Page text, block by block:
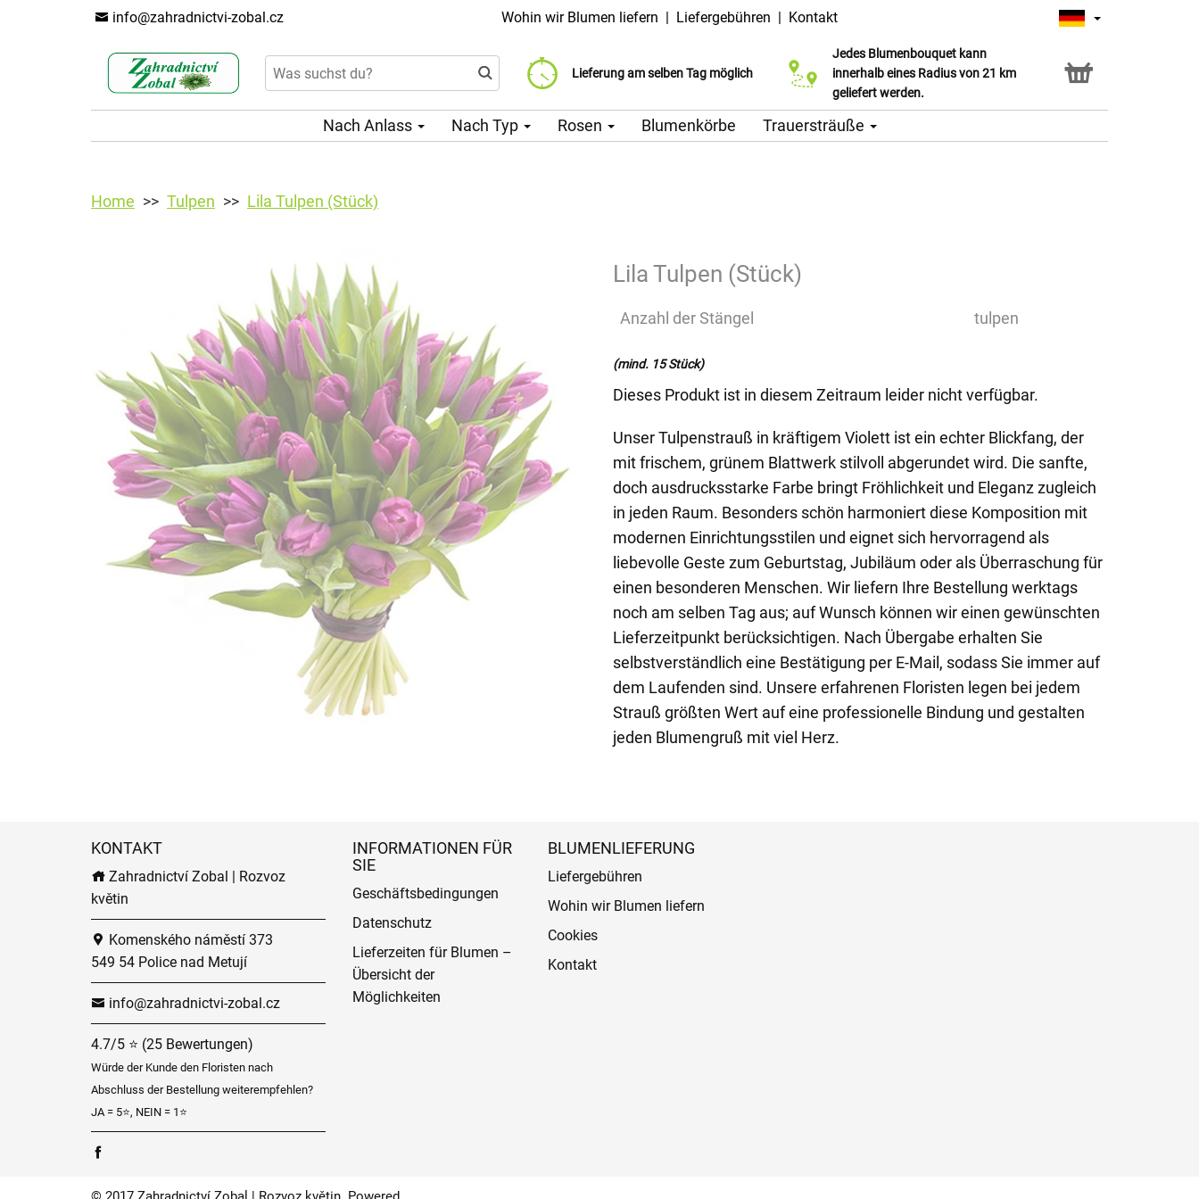
info@zahradnictvi-zobal.cz Wohin wir Blumen liefern | Liefergebühren | Kontakt
Lieferung am selben Tag möglich
Liefergebühr ab 99 CZK
Wählen Sie Ihr Lieferdatum
Jedes Blumenbouquet kann
innerhalb eines Radius von 21 km
geliefert werden.
Click & Collect Service
Nach Anlass Nach Typ Rosen Blumenkörbe Trauersträuße
Home Tulpen Lila Tulpen (Stück)
Lila Tulpen (Stück)
Anzahl der Stängel tulpen
(mind. 15 Stück)
Dieses Produkt ist in diesem Zeitraum leider nicht verfügbar.
Unser Tulpenstrauß in kräftigem Violett ist ein echter Blickfang, der
mit frischem, grünem Blattwerk stilvoll abgerundet wird. Die sanfte,
doch ausdrucksstarke Farbe bringt Fröhlichkeit und Eleganz zugleich
in jeden Raum. Besonders schön harmoniert diese Komposition mit
modernen Einrichtungsstilen und eignet sich hervorragend als
liebevolle Geste zum Geburtstag, Jubiläum oder als Überraschung für
einen besonderen Menschen. Wir liefern Ihre Bestellung werktags
noch am selben Tag aus; auf Wunsch können wir einen gewünschten
Lieferzeitpunkt berücksichtigen. Nach Übergabe erhalten Sie
selbstverständlich eine Bestätigung per E-Mail, sodass Sie immer auf
dem Laufenden sind. Unsere erfahrenen Floristen legen bei jedem
Strauß größten Wert auf eine professionelle Bindung und gestalten
jeden Blumengruß mit viel Herz.
KONTAKT
Zahradnictví Zobal | Rozvoz
květin
Komenského náměstí 373
549 54 Police nad Metují
info@zahradnictvi-zobal.cz
4.7/5 ⭐ (25 Bewertungen)
Würde der Kunde den Floristen nach
Abschluss der Bestellung weiterempfehlen?
JA = 5⭐, NEIN = 1⭐
INFORMATIONEN FÜR
SIE
Geschäftsbedingungen
Datenschutz
Lieferzeiten für Blumen –
Übersicht der
Möglichkeiten
BLUMENLIEFERUNG
Liefergebühren
Wohin wir Blumen liefern
Cookies
Kontakt